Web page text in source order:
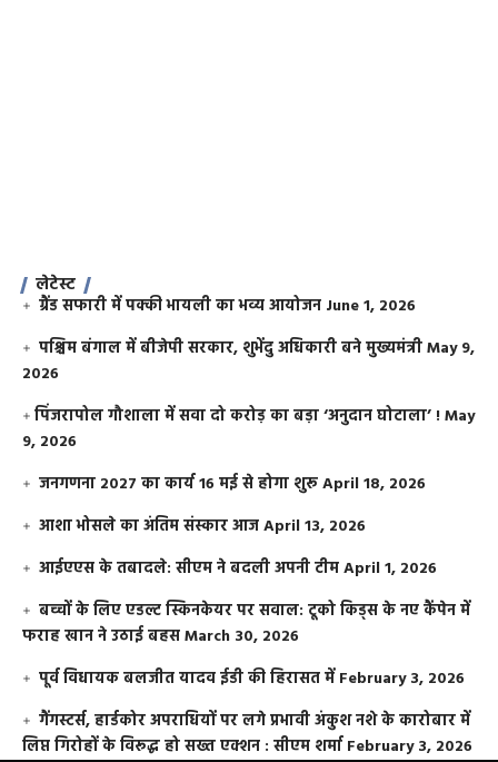
लेटेस्ट
ग्रैंड सफारी में पक्की भायली का भव्य आयोजन June 1, 2026
पश्चिम बंगाल में बीजेपी सरकार, शुभेंदु अधिकारी बने मुख्यमंत्रीMay 9,
2026
​पिंजरापोल गौशाला में सवा दो करोड़ का बड़ा ‘अनुदान घोटाला’ !May
9, 2026
जनगणना 2027 का कार्य 16 मई से होगा शुरूApril 18, 2026
आशा भोसले का अंतिम संस्कार आजApril 13, 2026
आईएएस के तबादले: सीएम ने बदली अपनी टीमApril 1, 2026
बच्चों के लिए एडल्ट स्किनकेयर पर सवाल: टूको किड्स के नए कैंपेन में
फराह खान ने उठाई बहसMarch 30, 2026
पूर्व विधायक बलजीत यादव ईडी की हिरासत में February 3, 2026
गैंगस्टर्स, हार्डकोर अपराधियों पर लगे प्रभावी अंकुश नशे के कारोबार में
लिप्त गिरोहों के विरूद्ध हो सख्त एक्शन : सीएम शर्मा February 3, 2026